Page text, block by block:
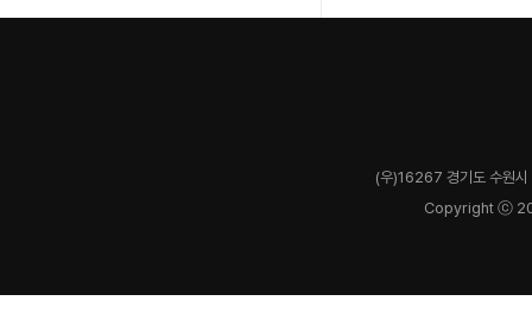
(우)16267 경기도 수원
Copyright ⓒ